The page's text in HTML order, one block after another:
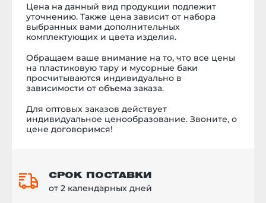
Цена на данный вид продукции подлежит
уточнению. Также цена зависит от набора
выбранных вами дополнительных
комплектующих и цвета изделия.
Обращаем ваше внимание на то, что все цены
на пластиковую тару и мусорные баки
просчитываются индивидуально в
зависимости от объема заказа.
Для оптовых заказов действует
индивидуальное ценообразование. Звоните, о
цене договоримся!
СРОК ПОСТАВКИ
от 2 календарных дней